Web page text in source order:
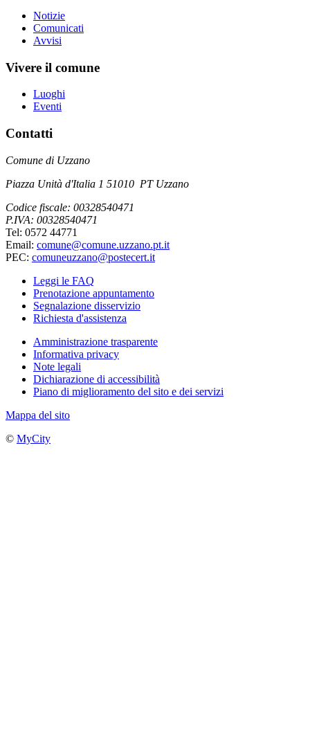
Notizie
Comunicati
Avvisi
Vivere il comune
Luoghi
Eventi
Contatti
Comune di Uzzano
Piazza Unità d'Italia 1 51010 PT Uzzano
Codice fiscale: 00328540471
P.IVA: 00328540471
Tel: 0572 44771
Email: comune@comune.uzzano.pt.it
PEC: comuneuzzano@postecert.it
Leggi le FAQ
Prenotazione appuntamento
Segnalazione disservizio
Richiesta d'assistenza
Amministrazione trasparente
Informativa privacy
Note legali
Dichiarazione di accessibilità
Piano di miglioramento del sito e dei servizi
Mappa del sito
© MyCity